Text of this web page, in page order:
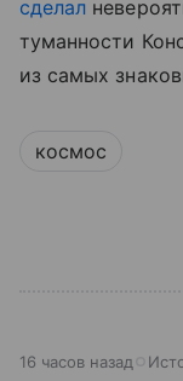
сделал
туманности
из самых
космос
16 часов назад